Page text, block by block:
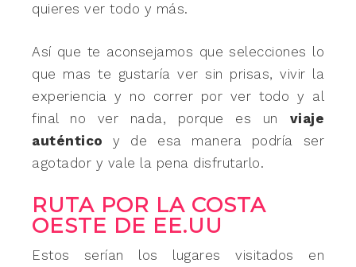
quieres ver todo y más.
Así que te aconsejamos que selecciones lo
que mas te gustaría ver sin prisas, vivir la
experiencia y no correr por ver todo y al
final no ver nada, porque es un viaje
auténtico y de esa manera podría ser
agotador y vale la pena disfrutarlo.
RUTA POR LA COSTA
OESTE DE EE.UU
Estos serían los lugares visitados en